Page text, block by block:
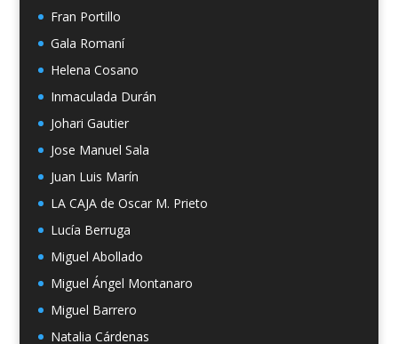
Fran Portillo
Gala Romaní
Helena Cosano
Inmaculada Durán
Johari Gautier
Jose Manuel Sala
Juan Luis Marín
LA CAJA de Oscar M. Prieto
Lucía Berruga
Miguel Abollado
Miguel Ángel Montanaro
Miguel Barrero
Natalia Cárdenas